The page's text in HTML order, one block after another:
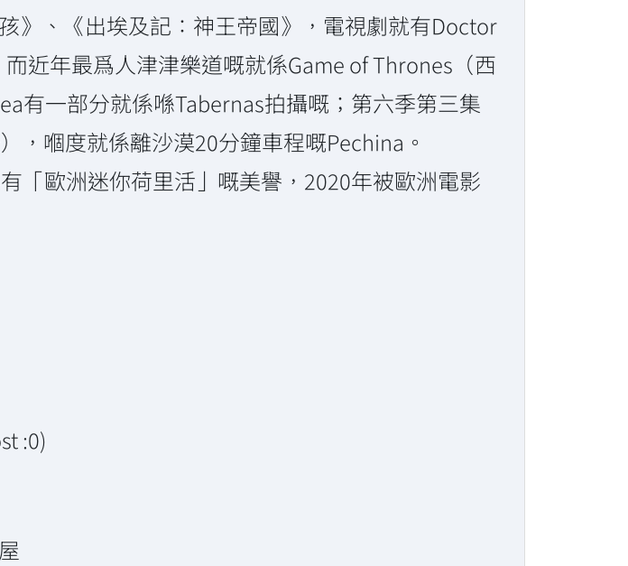
》、《出埃及記：神王帝國》，電視劇就有Doctor
近年最爲人津津樂道嘅就係Game of Thrones（西
有一部分就係喺Tabernas拍攝嘅；第六季第三集
，嗰度就係離沙漠20分鐘車程嘅Pechina。
「歐洲迷你荷里活」嘅美譽，2020年被歐洲電影
:0)